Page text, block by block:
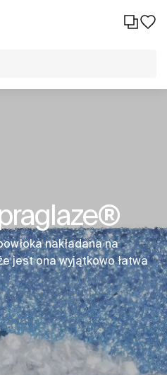
nakładana na
jest ona wyjątkowo łatwa